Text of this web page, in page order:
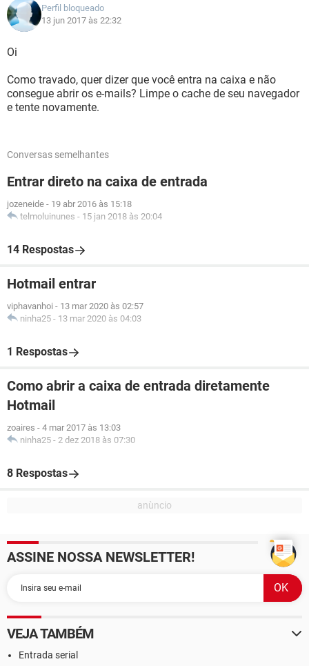
Perfil bloqueado
13 jun 2017 às 22:32
Oi
Como travado, quer dizer que você entra na caixa e não
consegue abrir os e-mails? Limpe o cache de seu navegador
e tente novamente.
Conversas semelhantes
Entrar direto na caixa de entrada
jozeneide - 19 abr 2016 às 15:18
telmoluinunes - 15 jan 2018 às 20:04
14 Respostas
Hotmail entrar
viphavanhoi - 13 mar 2020 às 02:57
ninha25 - 13 mar 2020 às 04:03
1 Respostas
Como abrir a caixa de entrada diretamente
Hotmail
zoaires - 4 mar 2017 às 13:03
ninha25 - 2 dez 2018 às 07:30
8 Respostas
ASSINE NOSSA NEWSLETTER!
VEJA TAMBÉM
Entrada serial